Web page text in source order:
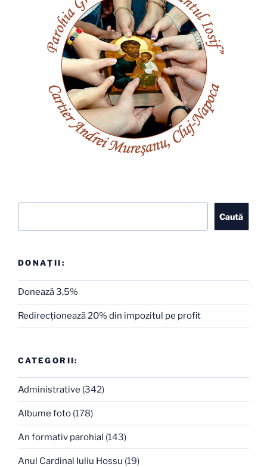
Caută
DONAȚII:
Donează 3,5%
Redirecţionează 20% din impozitul pe profit
CATEGORII:
Administrative (342)
Albume foto (178)
An formativ parohial (143)
Anul Cardinal Iuliu Hossu (19)